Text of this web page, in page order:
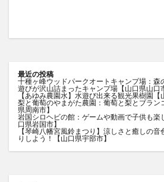
最近の投稿
十種ヶ峰ウッドパークオートキャンプ場：森
遊びが沢山詰まったキャンプ場【山口県山口
【あゆみ農園水】水遊び出来る観光果樹園【
梨と葡萄のやまがた農園：葡萄と梨とブラン
県周南市】
岩国シロヘビの館：ゲームや動画で子供も楽
口県岩国市】
【琴崎八幡宮風鈴まつり】涼しさと癒しの
りしよう！【山口県宇部市】